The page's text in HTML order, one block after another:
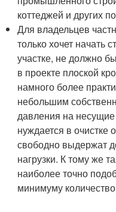
коттеджей и других
Для владельцев
только хочет начать
участке, не должно
в проекте плоской
намного более
небольшим
давления на несущие
нуждается в очистке
свободно выдержат
нагрузки. К тому же
наиболее точно
минимуму